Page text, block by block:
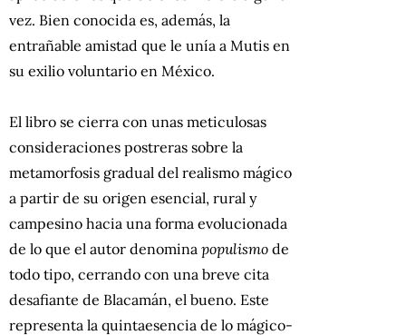
vez. Bien conocida es, además, la
entrañable amistad que le unía a Mutis en
su exilio voluntario en México.
El libro se cierra con unas meticulosas
consideraciones postreras sobre la
metamorfosis gradual del realismo mágico
a partir de su origen esencial, rural y
campesino hacia una forma evolucionada
de lo que el autor denomina populismo de
todo tipo, cerrando con una breve cita
desafiante de Blacamán, el bueno. Este
representa la quintaesencia de lo mágico-